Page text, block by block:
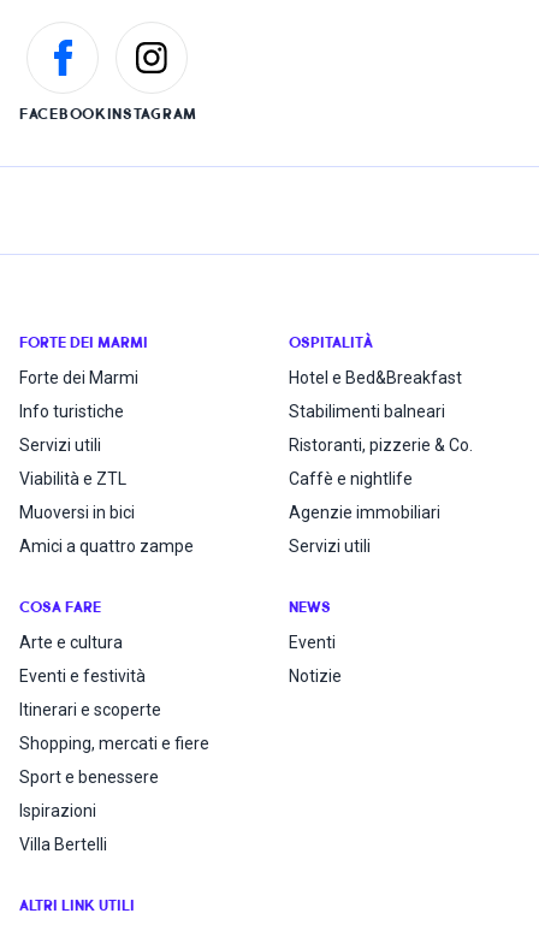
FACEBOOKINSTAGRAM
FORTE DEI MARMI
Forte dei Marmi
Info turistiche
Servizi utili
Viabilità e ZTL
Muoversi in bici
Amici a quattro zampe
OSPITALITÀ
Hotel e Bed&Breakfast
Stabilimenti balneari
Ristoranti, pizzerie & Co.
Caffè e nightlife
Agenzie immobiliari
Servizi utili
COSA FARE
Arte e cultura
Eventi e festività
Itinerari e scoperte
Shopping, mercati e fiere
Sport e benessere
Ispirazioni
Villa Bertelli
NEWS
Eventi
Notizie
ALTRI LINK UTILI